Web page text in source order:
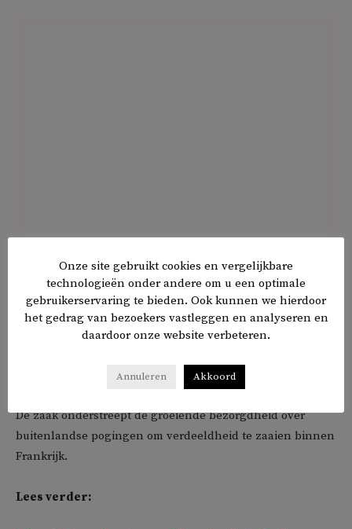
Franse inlichtingendiensten vermoeden dat deze acties
deel uitmaken van een destabiliseringscampagne,
mogelijk aangestuurd door Russische geheime diensten.
Volgens het agentschap Viginum worden dergelijke
van duizenden nepaccounts.
De zaak onderstreept de groeiende bezorgdheid over
buitenlandse pogingen om verdeeldheid te zaaien binnen
Frankrijk.
Lees verder:
Onze site gebruikt cookies en vergelijkbare
technologieën onder andere om u een optimale
gebruikerservaring te bieden. Ook kunnen we hierdoor
het gedrag van bezoekers vastleggen en analyseren en
daardoor onze website verbeteren.
Annuleren Akkoord